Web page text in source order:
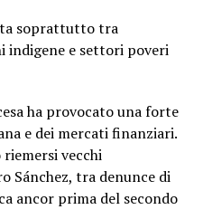
soprattutto tra
e settori poveri
ha provocato una forte
e dei mercati finanziari.
vecchi
Sánchez, tra denunce di
ancor prima del secondo